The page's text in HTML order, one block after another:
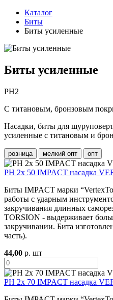
Каталог
Биты
Биты усиленные
Биты усиленные
PH2
С титановым, бронзовым
Насадки, биты для
усиленные с титановым и
розница мелкий опт опт
PH 2х 50 IMPACT насадка
Биты IMPACT марки
работы с ударным
закручивания длинных
TORSION - выдерживает
закручивании. Бита
часть).
44,00 р. шт
PH 2х 70 IMPACT насадка